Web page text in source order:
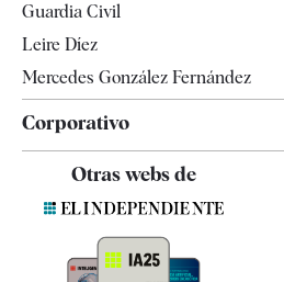
Guardia Civil
Leire Díez
Mercedes González Fernández
Corporativo
Contacto
Otras webs de